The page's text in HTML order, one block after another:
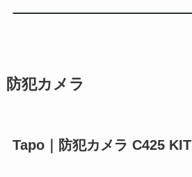
防犯カメラ
Tapo｜防犯カメラ C425 KIT